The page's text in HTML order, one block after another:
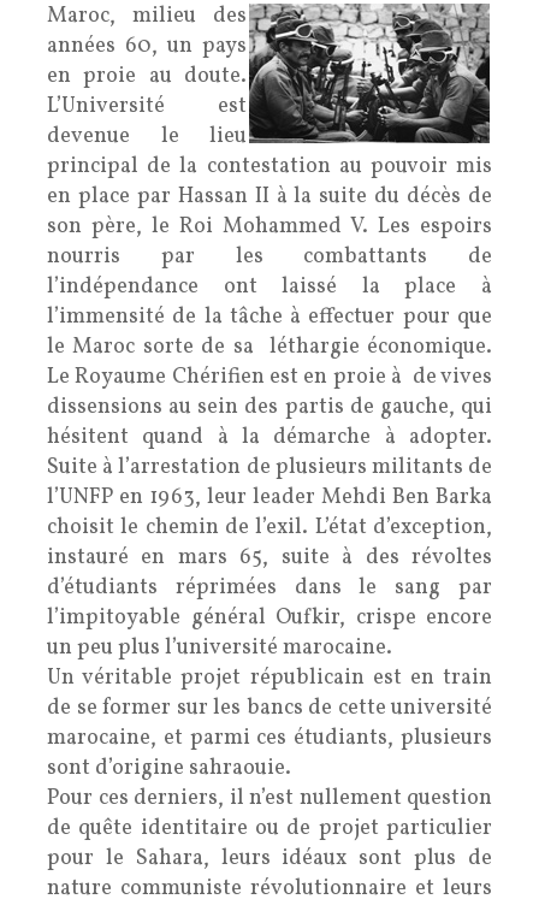
Maroc, milieu des
années 60, un pays
en proie au doute.
L’Université est
devenue le lieu
principal de la contestation au pouvoir mis
en place par Hassan II à la suite du décès de
son père, le Roi Mohammed V. Les espoirs
nourris par les combattants de
l’indépendance ont laissé la place à
l’immensité de la tâche à effectuer pour que
le Maroc sorte de sa léthargie économique.
Le Royaume Chérifien est en proie à de vives
dissensions au sein des partis de gauche, qui
hésitent quand à la démarche à adopter.
Suite à l’arrestation de plusieurs militants de
l’UNFP en 1963, leur leader Mehdi Ben Barka
choisit le chemin de l’exil. L’état d’exception,
instauré en mars 65, suite à des révoltes
d’étudiants réprimées dans le sang par
l’impitoyable général Oufkir, crispe encore
un peu plus l’université marocaine.
Un véritable projet républicain est en train
de se former sur les bancs de cette université
marocaine, et parmi ces étudiants, plusieurs
sont d’origine sahraouie.
Pour ces derniers, il n’est nullement question
de quête identitaire ou de projet particulier
pour le Sahara, leurs idéaux sont plus de
nature communiste révolutionnaire et leurs